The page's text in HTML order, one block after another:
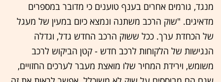
מנגד, גורמים אחרים בענף טוענים כי מדובר במספרים
מדאיגים. "שוק הרכב משתנה ונמצא כיום במעין של מעגל
של הכחדת ערך. ככל ששוק הרכב החדש גדל, וגדלה
הנגישות של הלקוחות לרכב חדש - קטן הביקוש לרכב
משומש, וירידת המחיר שלו מואצת מעבר לערכים החזויים,